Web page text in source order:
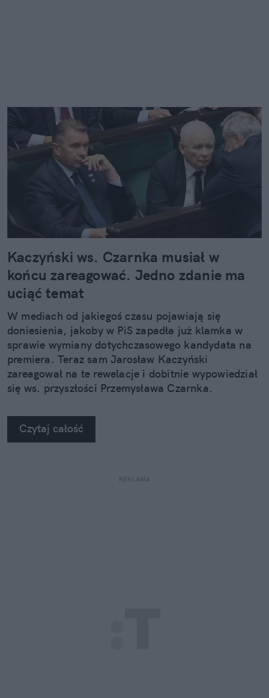
Kaczyński ws. Czarnka musiał w
końcu zareagować. Jedno zdanie ma
uciąć temat
W mediach od jakiegoś czasu pojawiają się
doniesienia, jakoby w PiS zapadła już klamka w
sprawie wymiany dotychczasowego kandydata na
premiera. Teraz sam Jarosław Kaczyński
zareagował na te rewelacje i dobitnie wypowiedział
się ws. przyszłości Przemysława Czarnka.
Czytaj całość
REKLAMA